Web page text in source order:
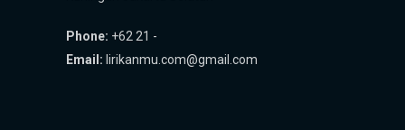
Phone: +62 21 -
Email: lirikanmu.com@gmail.com